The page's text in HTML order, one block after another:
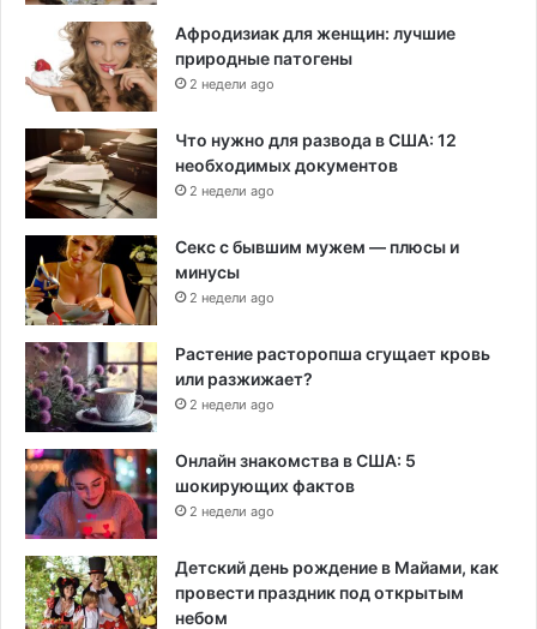
Афродизиак для женщин: лучшие
природные патогены
2 недели ago
Что нужно для развода в США: 12
необходимых документов
2 недели ago
Секс с бывшим мужем — плюсы и
минусы
2 недели ago
Растение расторопша сгущает кровь
или разжижает?
2 недели ago
Онлайн знакомства в США: 5
шокирующих фактов
2 недели ago
Детский день рождение в Майами, как
провести праздник под открытым
небом